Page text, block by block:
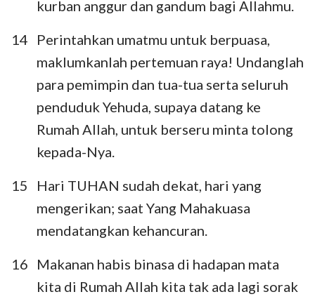
1 2 3
kurban anggur dan gandum bagi Allahmu.
14
Perintahkan umatmu untuk berpuasa,
maklumkanlah pertemuan raya! Undanglah
para pemimpin dan tua-tua serta seluruh
penduduk Yehuda, supaya datang ke
Rumah Allah, untuk berseru minta tolong
kepada-Nya.
15
Hari TUHAN sudah dekat, hari yang
mengerikan; saat Yang Mahakuasa
mendatangkan kehancuran.
16
Makanan habis binasa di hadapan mata
kita di Rumah Allah kita tak ada lagi sorak